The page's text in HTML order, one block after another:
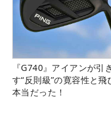
『G740』アイアンが引
す“反則級”の寛容性と飛
本当だった！